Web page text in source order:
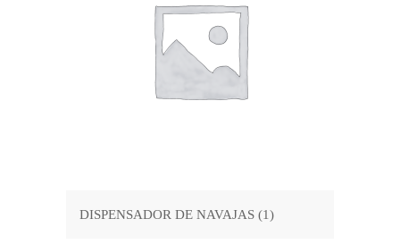
DISPENSADOR DE NAVAJAS (1)